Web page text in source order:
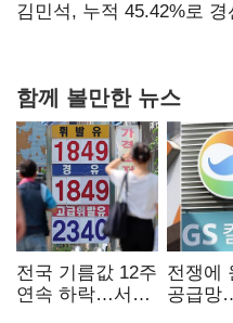
탈환'(종합)
김민석, 누적 45.42%로
함께 볼만한 뉴스
전국 기름값 12주
연속 하락…서울
전쟁에
공급망